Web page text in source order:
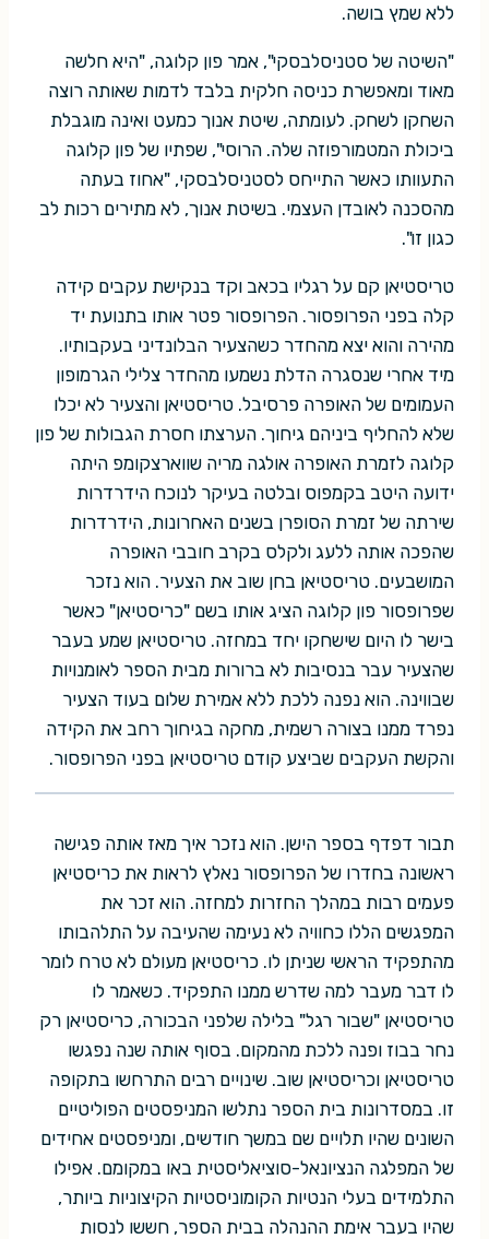
ללא שמץ בושה.
"השיטה של סטניסלבסקי", אמר פון קלוגה, "היא חלשה
מאוד ומאפשרת כניסה חלקית בלבד לדמות שאותה רוצה
השחקן לשחק. לעומתה, שיטת אנוך כמעט ואינה מוגבלת
ביכולת המטמורפוזה שלה. הרוסי", שפתיו של פון קלוגה
התעוותו כאשר התייחס לסטניסלבסקי, "אחוז בעתה
מהסכנה לאובדן העצמי. בשיטת אנוך, לא מתירים רכות לב
כגון זו".
טריסטיאן קם על רגליו בכאב וקד בנקישת עקבים קידה
קלה בפני הפרופסור. הפרופסור פטר אותו בתנועת יד
מהירה והוא יצא מהחדר כשהצעיר הבלונדיני בעקבותיו.
מיד אחרי שנסגרה הדלת נשמעו מהחדר צלילי הגרמופון
העמומים של האופרה פרסיבל. טריסטיאן והצעיר לא יכלו
שלא להחליף ביניהם גיחוך. הערצתו חסרת הגבולות של פון
קלוגה לזמרת האופרה אולגה מריה שווארצקומפ היתה
ידועה היטב בקמפוס ובלטה בעיקר לנוכח הידרדרות
שירתה של זמרת הסופרן בשנים האחרונות, הידרדרות
שהפכה אותה ללעג ולקלס בקרב חובבי האופרה
המושבעים. טריסטיאן בחן שוב את הצעיר. הוא נזכר
שפרופסור פון קלוגה הציג אותו בשם "כריסטיאן" כאשר
בישר לו היום שישחקו יחד במחזה. טריסטיאן שמע בעבר
שהצעיר עבר בנסיבות לא ברורות מבית הספר לאומנויות
שבווינה. הוא נפנה ללכת ללא אמירת שלום בעוד הצעיר
נפרד ממנו בצורה רשמית, מחקה בגיחוך רחב את הקידה
והקשת העקבים שביצע קודם טריסטיאן בפני הפרופסור.
תבור דפדף בספר הישן. הוא נזכר איך מאז אותה פגישה
ראשונה בחדרו של הפרופסור נאלץ לראות את כריסטיאן
פעמים רבות במהלך החזרות למחזה. הוא זכר את
המפגשים הללו כחוויה לא נעימה שהעיבה על התלהבותו
מהתפקיד הראשי שניתן לו. כריסטיאן מעולם לא טרח לומר
לו דבר מעבר למה שדרש ממנו התפקיד. כשאמר לו
טריסטיאן "שבור רגל" בלילה שלפני הבכורה, כריסטיאן רק
נחר בבוז ופנה ללכת מהמקום. בסוף אותה שנה נפגשו
טריסטיאן וכריסטיאן שוב. שינויים רבים התרחשו בתקופה
זו. במסדרונות בית הספר נתלשו המניפסטים הפוליטיים
השונים שהיו תלויים שם במשך חודשים, ומניפסטים אחידים
של המפלגה הנציונאל-סוציאליסטית באו במקומם. אפילו
התלמידים בעלי הנטיות הקומוניסטיות הקיצוניות ביותר,
שהיו בעבר אימת ההנהלה בבית הספר, חששו לנסות